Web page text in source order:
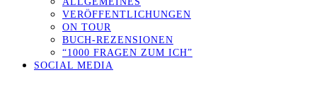
VERÖFFENTLICHUNGEN
ON TOUR
BUCH-REZENSIONEN
“1000 FRAGEN ZUM ICH”
SOCIAL MEDIA